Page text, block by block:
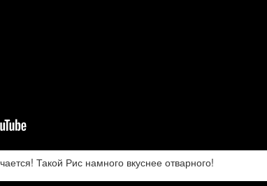
Такой Рис намного вкуснее отварного!